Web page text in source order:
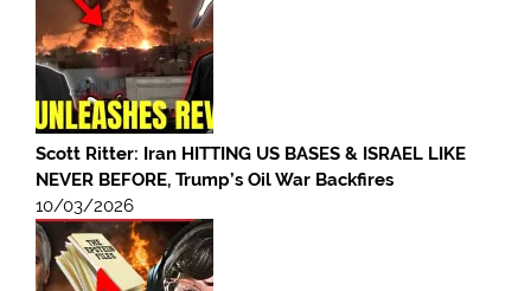
Scott Ritter: Iran HITTING US BASES & ISRAEL LIKE
NEVER BEFORE, Trump’s Oil War Backfires
10/03/2026